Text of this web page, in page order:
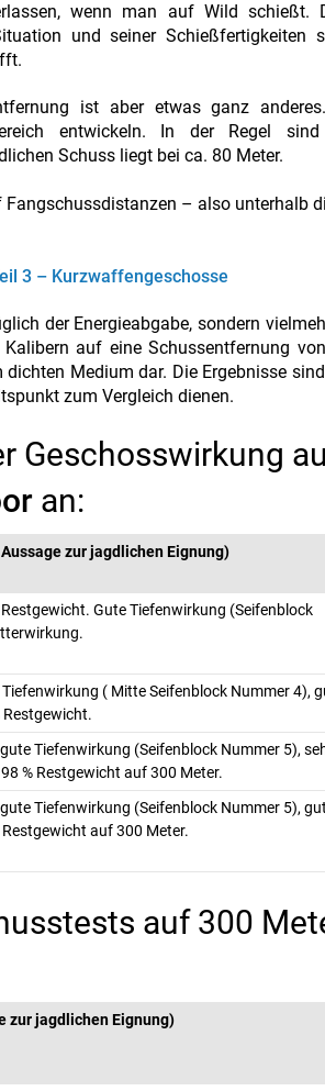
wenn man auf Wild schießt.
und seiner Schießfertigkeiten
ist aber etwas ganz
entwickeln. In der Regel
Schuss liegt bei ca. 80 Meter.
– also unterhalb
3 – Kurzwaffengeschosse
der Energieabgabe, sondern
auf eine Schussentfernung
Medium dar. Die Ergebnisse
zum Vergleich dienen.
Geschosswirkung
an:
zur jagdlichen Eignung)
Gute Tiefenwirkung (Seifenblock
( Mitte Seifenblock Nummer 4),
Tiefenwirkung (Seifenblock Nummer 5),
% Restgewicht auf 300 Meter.
Tiefenwirkung (Seifenblock Nummer 5),
auf 300 Meter.
auf 300
zur jagdlichen Eignung)